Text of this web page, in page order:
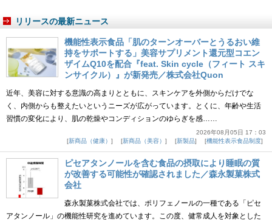
リリースの最新ニュース
機能性表示食品「肌のターンオーバーとうるおい維
持をサポートする」美容サプリメント還元型コエン
ザイムQ10を配合『feat. Skin cycle（フィート スキ
ンサイクル）』が新発売／株式会社Quon
近年、美容に対する意識の高まりとともに、スキンケアを外側からだけでな
く、内側からも整えたいというニーズが広がっています。とくに、年齢や生活
習慣の変化により、肌の乾燥やコンディションのゆらぎを感……
2026年08月05日 17：03
新商品（健康）
新商品（美容） 新製品 機能性表示食品制度
ピセアタンノールを含む食品の摂取により睡眠の質
が改善する可能性が確認されました／森永製菓株式
会社
森永製菓株式会社では、ポリフェノールの一種である「ピセ
アタンノール」の機能性研究を進めています。この度、健常成人を対象とした